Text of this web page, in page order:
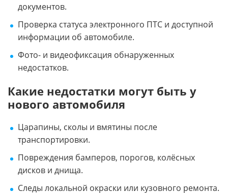
документов.
Проверка статуса электронного ПТС и доступной
информации об автомобиле.
Фото- и видеофиксация обнаруженных
недостатков.
Какие недостатки могут быть у
нового автомобиля
Царапины, сколы и вмятины после
транспортировки.
Повреждения бамперов, порогов, колёсных
дисков и днища.
Следы локальной окраски или кузовного ремонта.